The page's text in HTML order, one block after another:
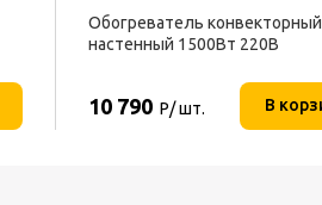
Обогреватель конвекторный
настенный 1500Вт 220В
10 790 Р/ шт. В